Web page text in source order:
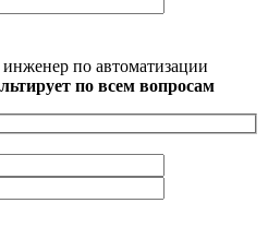
по автоматизации
по всем вопросам